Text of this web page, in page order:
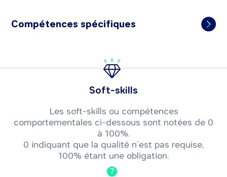
Compétences spécifiques
Soft-skills
Les soft-skills ou compétences
comportementales ci-dessous sont notées de 0
à 100%.
0 indiquant que la qualité n’est pas requise,
100% étant une obligation.
?